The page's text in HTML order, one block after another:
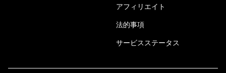
アフィリエイト
法的事項
サービスステータス